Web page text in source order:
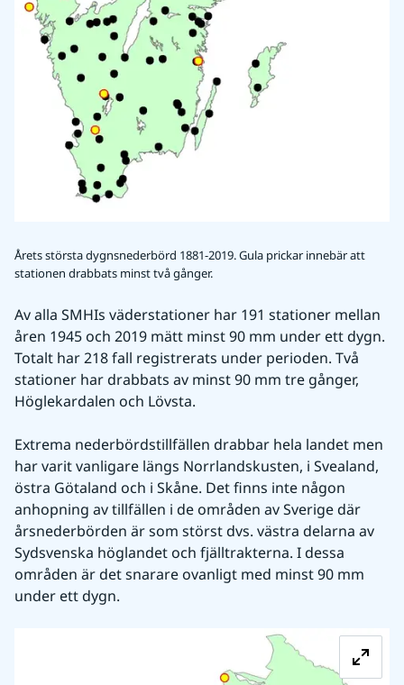
Årets största dygnsnederbörd 1881-2019. Gula prickar innebär att
stationen drabbats minst två gånger.
Av alla SMHIs väderstationer har 191 stationer mellan
åren 1945 och 2019 mätt minst 90 mm under ett dygn.
Totalt har 218 fall registrerats under perioden. Två
stationer har drabbats av minst 90 mm tre gånger,
Höglekardalen och Lövsta.
Extrema nederbördstillfällen drabbar hela landet men
har varit vanligare längs Norrlandskusten, i Svealand,
östra Götaland och i Skåne. Det finns inte någon
anhopning av tillfällen i de områden av Sverige där
årsnederbörden är som störst dvs. västra delarna av
Sydsvenska höglandet och fjälltrakterna. I dessa
områden är det snarare ovanligt med minst 90 mm
under ett dygn.